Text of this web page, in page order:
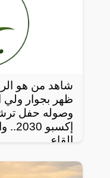
شاهد من هو
ظهر بجوار ولي
وصوله حفل
القاع
أحدث ظهور للرجل